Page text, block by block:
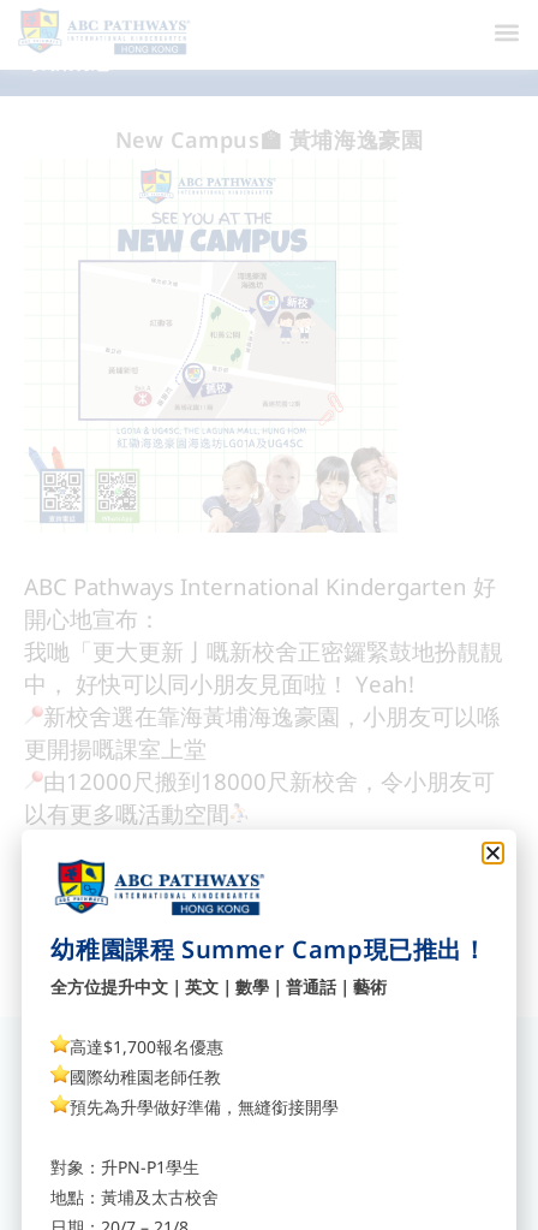
最新消息
New Campus🏫 黃埔海逸豪園
ABC Pathways International Kindergarten 好
開心地宣布：
我哋「更大更新亅嘅新校舍正密鑼緊鼓地扮靚靚
中， 好快可以同小朋友見面啦！ Yeah!
新校舍選在靠海黃埔海逸豪園，小朋友可以喺
更開揚嘅課室上堂
由12000尺搬到18000尺新校舍，令小朋友可
以有更多嘅活動空間
地址：
Shop LG 01 & UG 45A-C, The Laguna Mall, 8
Laguna Verde Avenus, Hung Hom
紅磡海逸豪園海逸坊LG 01及UG 45A-C
訂閱我們獲取最新資訊
填寫您的電郵地址，立即訂閱我
幼稚園課程 Summer Camp現已推出！
全方位提升中文｜英文｜數學｜普通話｜藝術
高達$1,700報名優惠
國際幼稚園老師任教
預先為升學做好準備，無縫銜接開學
對象：升PN-P1學生
地點：黃埔及太古校舍